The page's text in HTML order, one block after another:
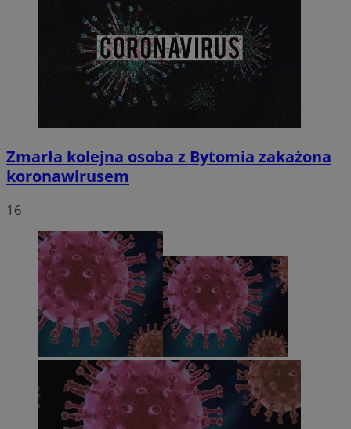
Zmarła kolejna osoba z Bytomia zakażona
koronawirusem
16